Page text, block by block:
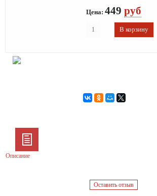
Цена: 449 руб
Описание
Оставить отзыв